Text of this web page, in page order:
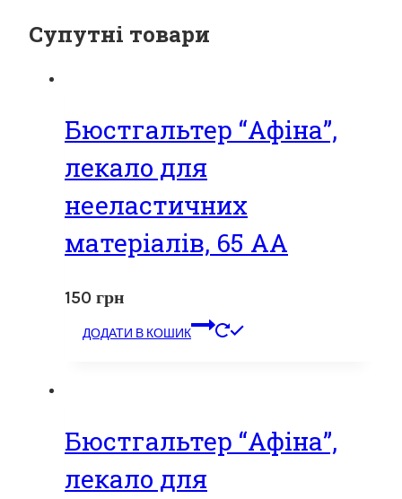
Супутні товари
Бюстгальтер “Афіна”,
лекало для
нееластичних
матеріалів, 65 АА
150 грн
ДОДАТИ В КОШИК
Бюстгальтер “Афіна”,
лекало для